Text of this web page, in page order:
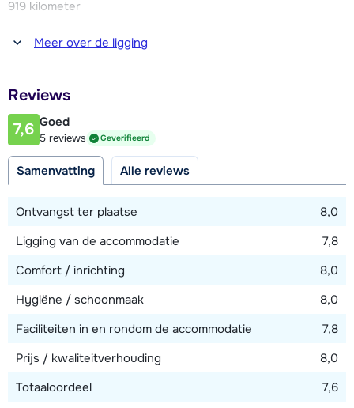
919 kilometer
Afstand tot winkel(s)
100 meter
100 meter
Afstand tot piste
100 meter
Meer over de ligging
Reviews
7,6 Goed
5 reviews Geverifieerd
Samenvatting Alle reviews
Ontvangst ter plaatse
8,0
Ligging van de accommodatie
7,8
Comfort / inrichting
8,0
Hygiëne / schoonmaak
8,0
Faciliteiten in en rondom de accommodatie
7,8
Prijs / kwaliteitverhouding
8,0
Totaaloordeel
7,6